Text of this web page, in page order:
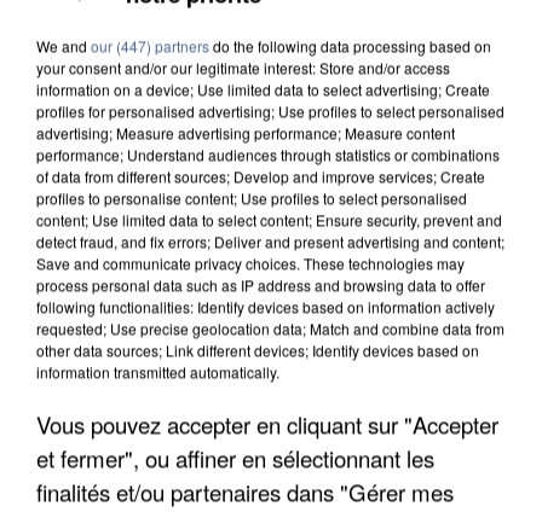
APRÈS TOUTES CES CANICULES, LES REFUGES
DE FAUNE SAUVAGE SONT...
We and our (447) partnersdo the following data processing based on
your consent and/or our legitimate interest: Store and/or access
information on a device; Use limited data to select advertising; Create
profiles for personalised advertising; Use profiles to select personalised
advertising; Measure advertising performance; Measure content
performance; Understand audiences through statistics or combinations
of data from different sources; Develop and improve services; Create
profiles to personalise content; Use profiles to select personalised
content; Use limited data to select content; Ensure security, prevent and
detect fraud, and fix errors; Deliver and present advertising and content;
Save and communicate privacy choices. These technologies may
process personal data such as IP address and browsing data to offer
following functionalities: Identify devices based on information actively
requested; Use precise geolocation data; Match and combine data from
other data sources; Link different devices; Identify devices based on
information transmitted automatically.
Vous pouvez accepter en cliquant sur "Accepter
et fermer", ou affiner en sélectionnant les
finalités et/ou partenaires dans "Gérer mes